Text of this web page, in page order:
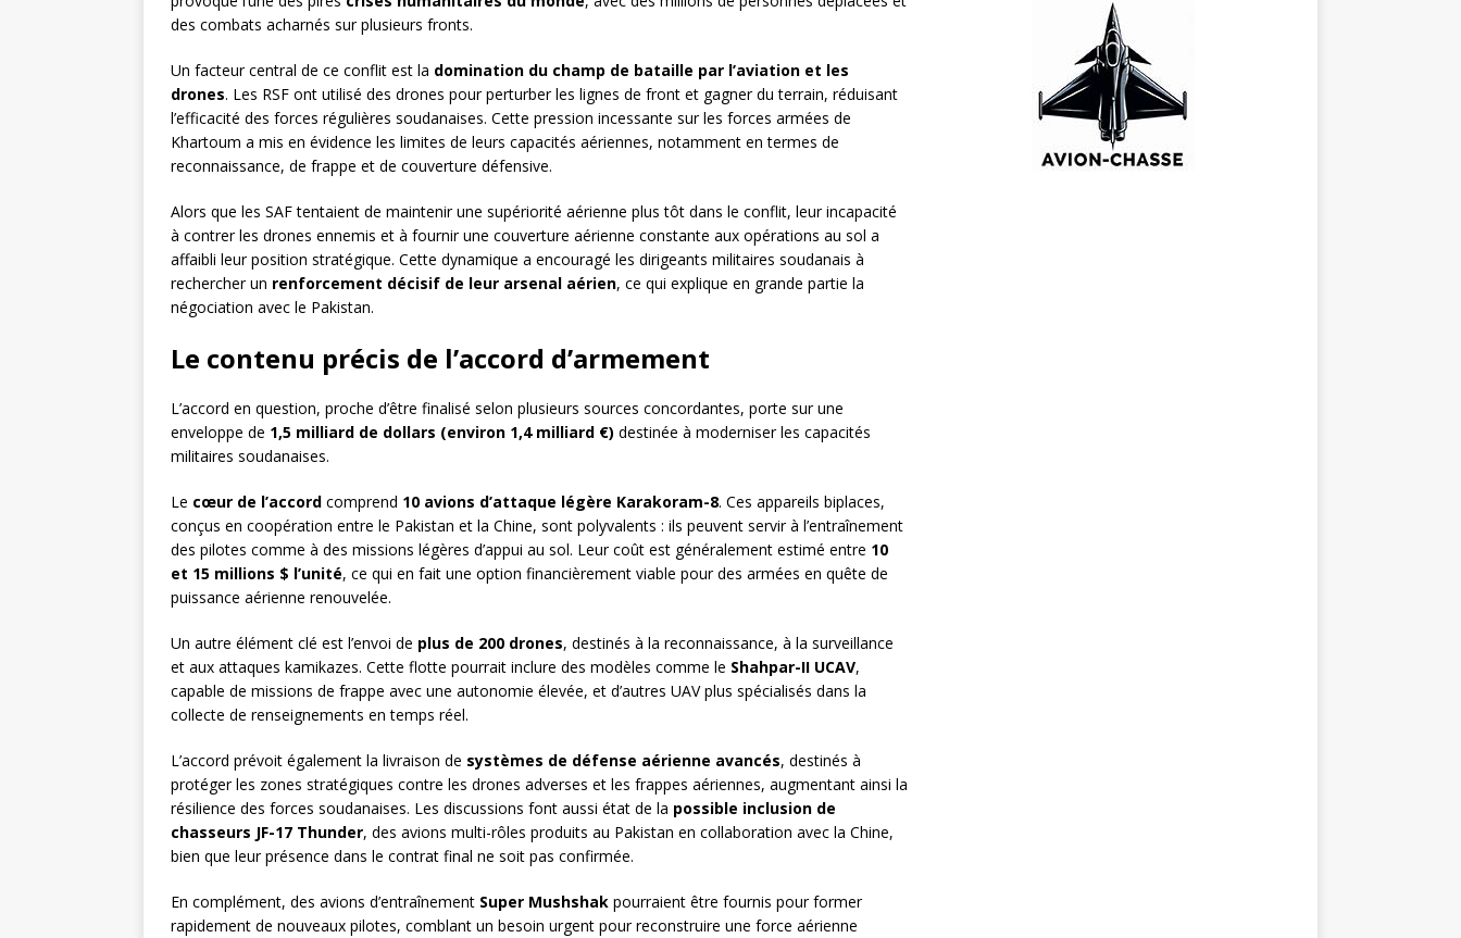
des combats acharnés sur plusieurs fronts.
Un facteur central de ce conflit est la domination du champ de bataille par l’aviation et les
drones. Les RSF ont utilisé des drones pour perturber les lignes de front et gagner du terrain, réduisant
l’efficacité des forces régulières soudanaises. Cette pression incessante sur les forces armées de
Khartoum a mis en évidence les limites de leurs capacités aériennes, notamment en termes de
reconnaissance, de frappe et de couverture défensive.
Alors que les SAF tentaient de maintenir une supériorité aérienne plus tôt dans le conflit, leur incapacité
à contrer les drones ennemis et à fournir une couverture aérienne constante aux opérations au sol a
affaibli leur position stratégique. Cette dynamique a encouragé les dirigeants militaires soudanais à
rechercher un renforcement décisif de leur arsenal aérien, ce qui explique en grande partie la
négociation avec le Pakistan.
Le contenu précis de l’accord d’armement
L’accord en question, proche d’être finalisé selon plusieurs sources concordantes, porte sur une
enveloppe de 1,5 milliard de dollars (environ 1,4 milliard €) destinée à moderniser les capacités
militaires soudanaises.
Le cœur de l’accord comprend 10 avions d’attaque légère Karakoram-8. Ces appareils biplaces,
conçus en coopération entre le Pakistan et la Chine, sont polyvalents : ils peuvent servir à l’entraînement
des pilotes comme à des missions légères d’appui au sol. Leur coût est généralement estimé entre 10
et 15 millions $ l’unité, ce qui en fait une option financièrement viable pour des armées en quête de
puissance aérienne renouvelée.
Un autre élément clé est l’envoi de plus de 200 drones, destinés à la reconnaissance, à la surveillance
et aux attaques kamikazes. Cette flotte pourrait inclure des modèles comme le Shahpar-II UCAV,
capable de missions de frappe avec une autonomie élevée, et d’autres UAV plus spécialisés dans la
collecte de renseignements en temps réel.
L’accord prévoit également la livraison de systèmes de défense aérienne avancés, destinés à
protéger les zones stratégiques contre les drones adverses et les frappes aériennes, augmentant ainsi la
résilience des forces soudanaises. Les discussions font aussi état de la possible inclusion de
chasseurs JF-17 Thunder, des avions multi-rôles produits au Pakistan en collaboration avec la Chine,
bien que leur présence dans le contrat final ne soit pas confirmée.
En complément, des avions d’entraînement Super Mushshak pourraient être fournis pour former
rapidement de nouveaux pilotes, comblant un besoin urgent pour reconstruire une force aérienne